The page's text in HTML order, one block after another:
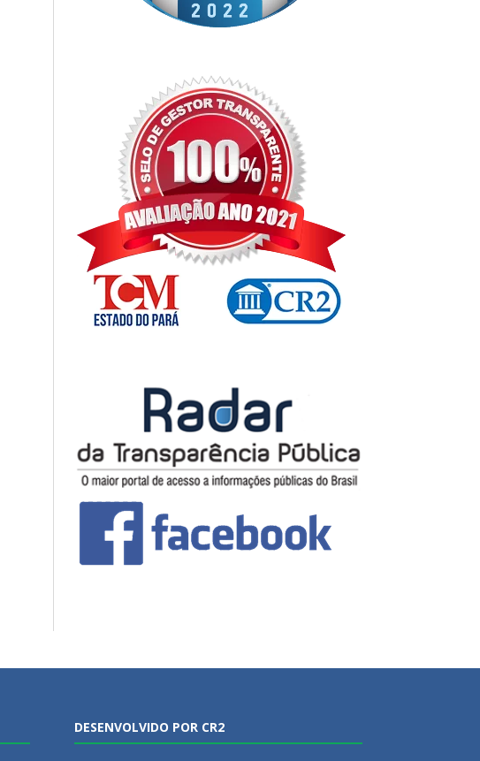
DESENVOLVIDO POR CR2